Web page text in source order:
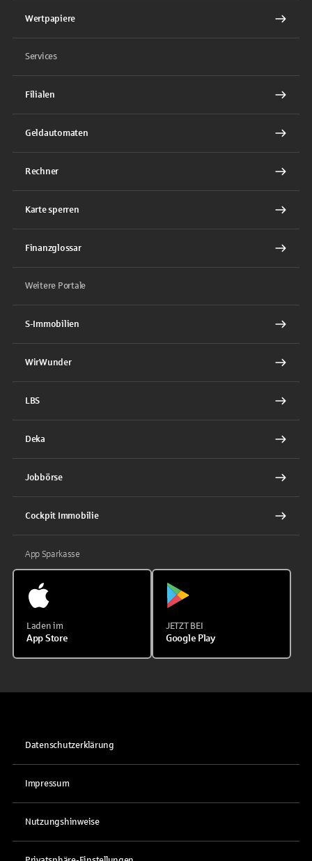
Wertpapiere
Services
Filialen
Geldautomaten
Rechner
Karte sperren
Finanzglossar
Weitere Portale
S-Immobilien
WirWunder
LBS
Deka
Jobbörse
Cockpit Immobilie
App Sparkasse
Laden im
App Store
JETZT BEI
Google Play
Datenschutzerklärung
Impressum
Nutzungshinweise